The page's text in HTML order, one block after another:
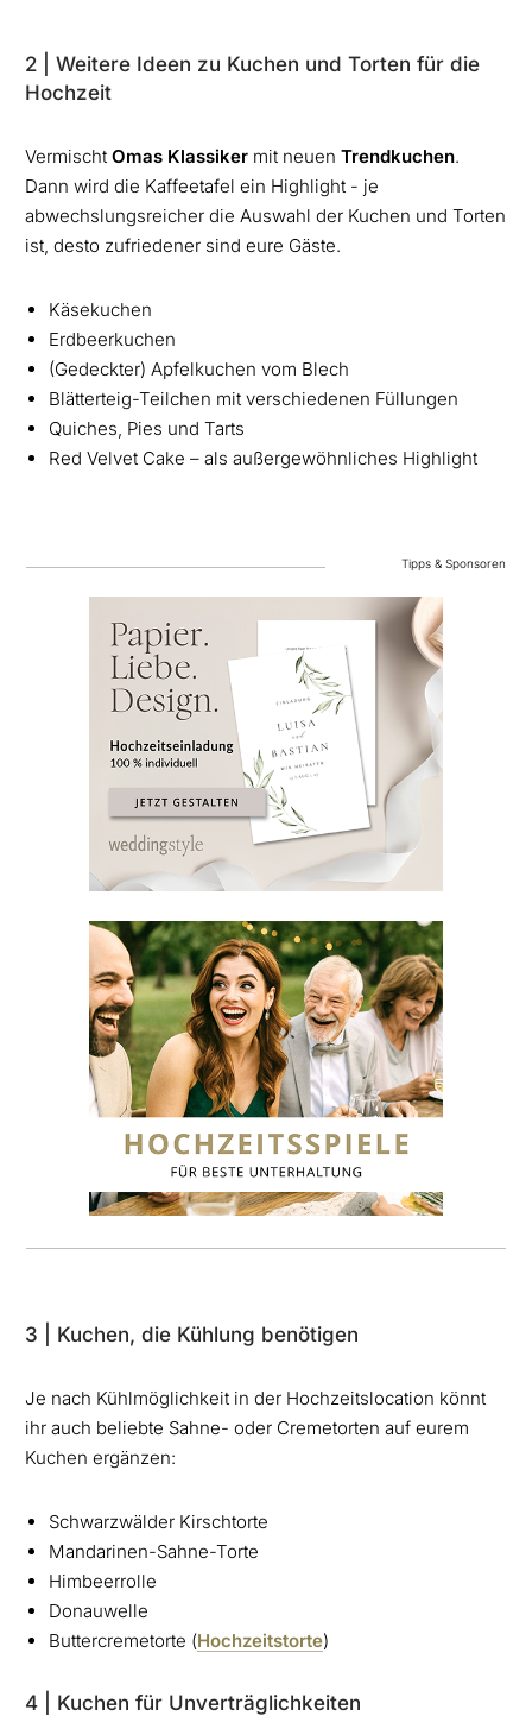
2 | Weitere Ideen zu Kuchen und Torten für die
Hochzeit
Vermischt Omas Klassiker mit neuen Trendkuchen.
Dann wird die Kaffeetafel ein Highlight - je
abwechslungsreicher die Auswahl der Kuchen und Torten
ist, desto zufriedener sind eure Gäste.
Käsekuchen
Erdbeerkuchen
(Gedeckter) Apfelkuchen vom Blech
Blätterteig-Teilchen mit verschiedenen Füllungen
Quiches, Pies und Tarts
Red Velvet Cake – als außergewöhnliches Highlight
Tipps & Sponsoren
3 | Kuchen, die Kühlung benötigen
Je nach Kühlmöglichkeit in der Hochzeitslocation könnt
ihr auch beliebte Sahne- oder Cremetorten auf eurem
Kuchen ergänzen:
Schwarzwälder Kirschtorte
Mandarinen-Sahne-Torte
Himbeerrolle
Donauwelle
Buttercremetorte (Hochzeitstorte)
4 | Kuchen für Unverträglichkeiten